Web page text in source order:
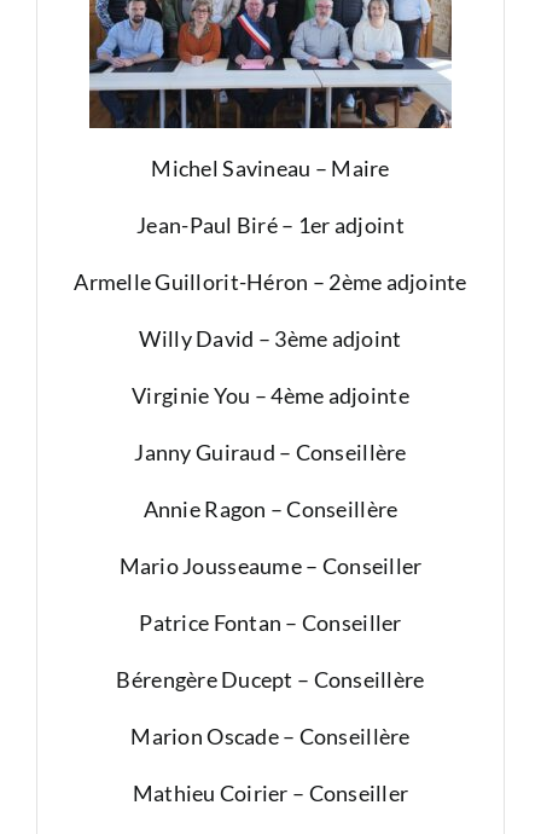
Michel Savineau – Maire
Jean-Paul Biré – 1er adjoint
Armelle Guillorit-Héron – 2ème adjointe
Willy David – 3ème adjoint
Virginie You – 4ème adjointe
Janny Guiraud – Conseillère
Annie Ragon – Conseillère
Mario Jousseaume – Conseiller
Patrice Fontan – Conseiller
Bérengère Ducept – Conseillère
Marion Oscade – Conseillère
Mathieu Coirier – Conseiller